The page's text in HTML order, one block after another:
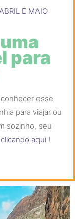
E MAIO
para
esse
para viajar ou
sozinho, seu
aqui !